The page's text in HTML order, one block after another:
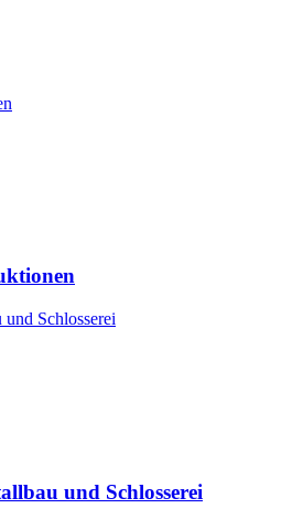
Schlosserei
und Schlosserei